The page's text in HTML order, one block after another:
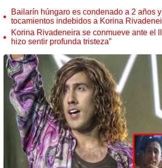
Bailarín húngaro es condenado a 2 años
tocamientos indebidos a Korina
Korina Rivadeneira se conmueve ante el
hizo sentir profunda tristeza”